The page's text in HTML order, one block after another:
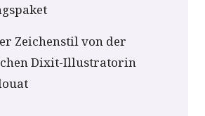
Zeichenstil von der
Dixit-Illustratorin